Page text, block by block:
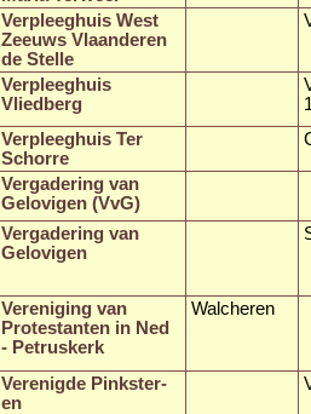
Verpleeghuis West
Zeeuws Vlaanderen
de Stelle
Verpleeghuis
Vliedberg
Verpleeghuis Ter
Schorre
Vergadering van
Gelovigen (VvG)
Vergadering van
Gelovigen
Vereniging van
Protestanten in Ned
- Petruskerk
Walcheren
Verenigde Pinkster-
en